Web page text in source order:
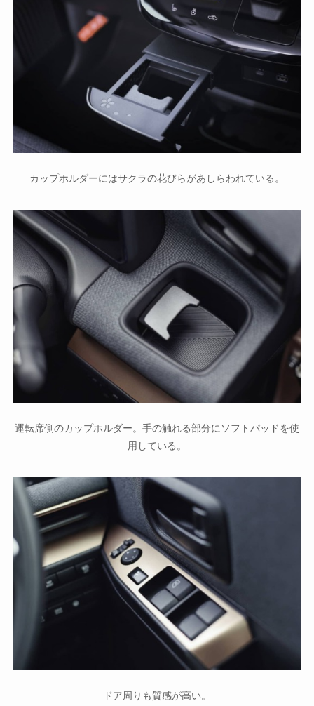
カップホルダーにはサクラの花びらがあしらわれている。
運転席側のカップホルダー。手の触れる部分にソフトパッドを使
用している。
ドア周りも質感が高い。